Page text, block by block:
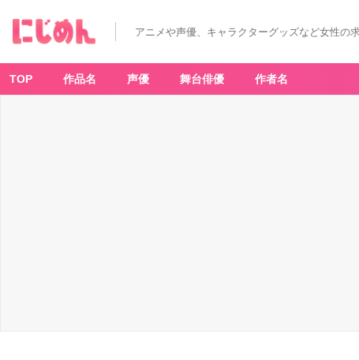
アニメや声優、キャラクターグッズなど女性の
TOP 作品名 声優 舞台俳優 作者名